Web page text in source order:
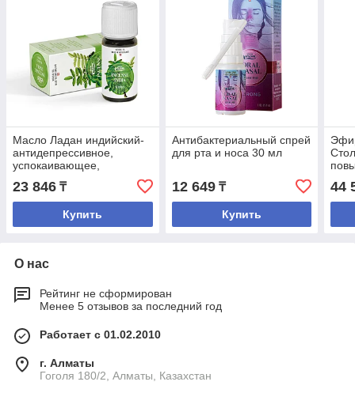
Масло Ладан индийский-
антидепрессивное,
успокаивающее,
23 846 ₸
Купить
Антибактериальный спрей
для рта и носа 30 мл
12 649₸
Купить
44
О нас
Рейтинг не сформирован
Менее 5 отзывов за последний год
Работает с 01.02.2010
г. Алматы
Гоголя 180/2, Алматы, Казахстан